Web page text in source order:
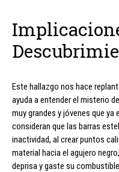
Este hallazgo nos hace
ayuda a entender el misterio
muy grandes y jóvenes que
consideran que las barras
inactividad, al crear puntos
material hacia el agujero
deprisa y gaste su